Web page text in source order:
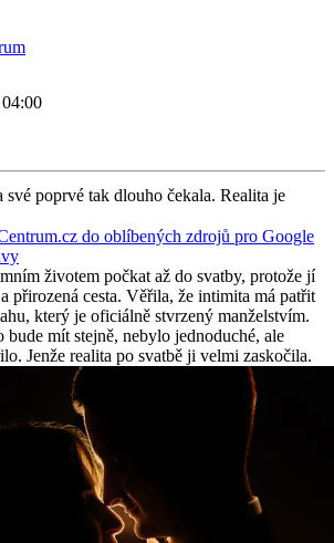
své poprvé tak dlouho čekala. Realita je
do oblíbených zdrojů pro Google
životem počkat až do svatby, protože jí
přirozená cesta. Věřila, že intimita má patřit
který je oficiálně stvrzený manželstvím.
bude mít stejně, nebylo jednoduché, ale
Jenže realita po svatbě ji velmi zaskočila.